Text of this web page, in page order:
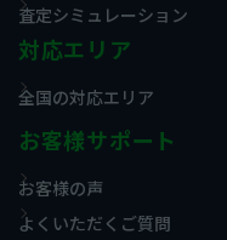
査定シミュレーション
対応エリア
全国の対応エリア
お客様サポート
お客様の声
よくいただくご質問